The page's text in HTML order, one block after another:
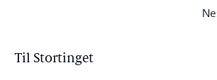
Til Stortinget